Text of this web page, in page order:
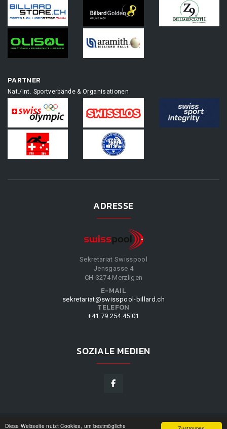
Diese Webseite nutzt Cookies, um bestmögliche
PARTNER
Nat./Int. Sportverbände & Organisationen
ADRESSE
Sekretariat Swisspool
Jensgasse 4
CH-3274 Merzligen
E-MAIL
sekretariat@swisspool-billard.ch
TELEFON
+41 79 254 45 01
SOZIALE MEDIEN